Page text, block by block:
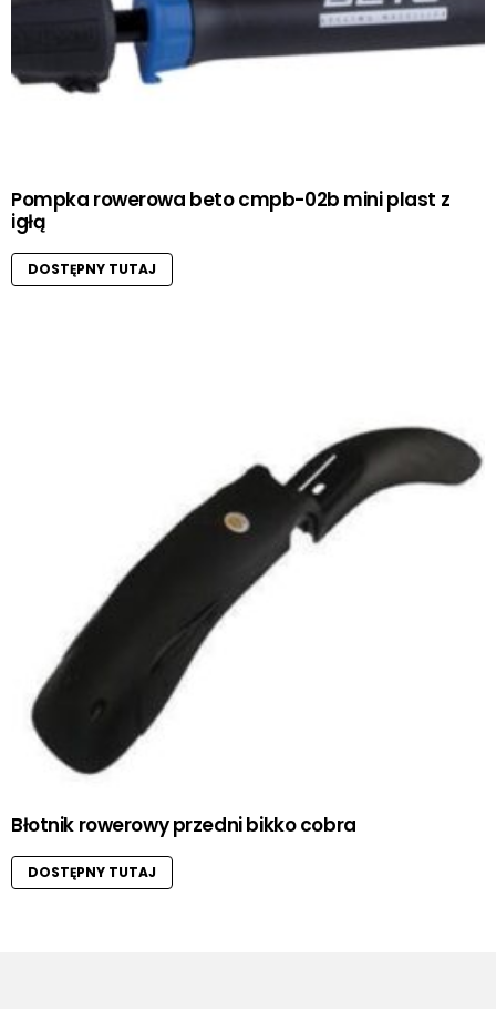
Pompka rowerowa beto cmpb-02b mini plast z
igłą
DOSTĘPNY TUTAJ
Błotnik rowerowy przedni bikko cobra
DOSTĘPNY TUTAJ